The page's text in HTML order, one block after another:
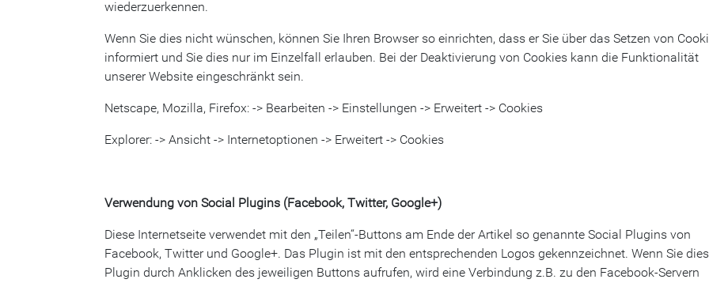
wiederzuerkennen.
Wenn Sie dies nicht wünschen, können Sie Ihren Browser so einrichten, dass er Sie über das Setzen von
informiert und Sie dies nur im Einzelfall erlauben. Bei der Deaktivierung von Cookies kann die Funktionalität
unserer Website eingeschränkt sein.
Netscape, Mozilla, Firefox: -> Bearbeiten -> Einstellungen -> Erweitert -> Cookies
Explorer: -> Ansicht -> Internetoptionen -> Erweitert -> Cookies
Verwendung von Social Plugins (Facebook, Twitter, Google+)
Diese Internetseite verwendet mit den „Teilen“-Buttons am Ende der Artikel so genannte Social Plugins von
Facebook, Twitter und Google+. Das Plugin ist mit den entsprechenden Logos gekennzeichnet. Wenn Sie
Plugin durch Anklicken des jeweiligen Buttons aufrufen, wird eine Verbindung z.B. zu den Facebook-Servern